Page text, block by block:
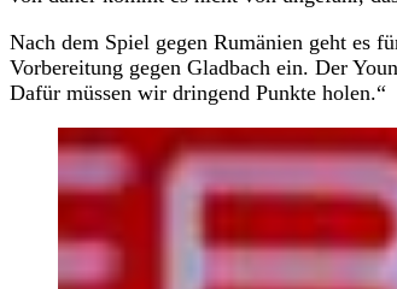
Nach dem Spiel gegen Rumänien geht es
Vorbereitung gegen Gladbach ein. Der
Dafür müssen wir dringend Punkte holen.“